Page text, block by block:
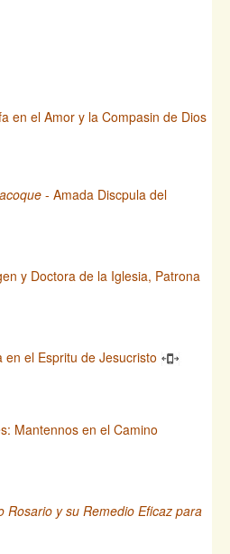
en el Amor y la Compasin de Dios
- Amada Discpula del
y Doctora de la Iglesia, Patrona
el Espritu de Jesucristo
Mantennos en el Camino
Rosario y su Remedio Eficaz para